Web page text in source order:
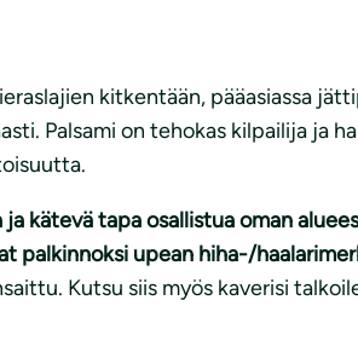
kitkentään, pääasiassa
Palsami on tehokas kilpailija
kätevä tapa osallistua oman
palkinnoksi upean hiha-/
Kutsu siis myös kaverisi